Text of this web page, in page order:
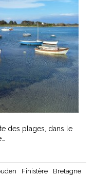
des plages, dans le
Finistère
Bretagne